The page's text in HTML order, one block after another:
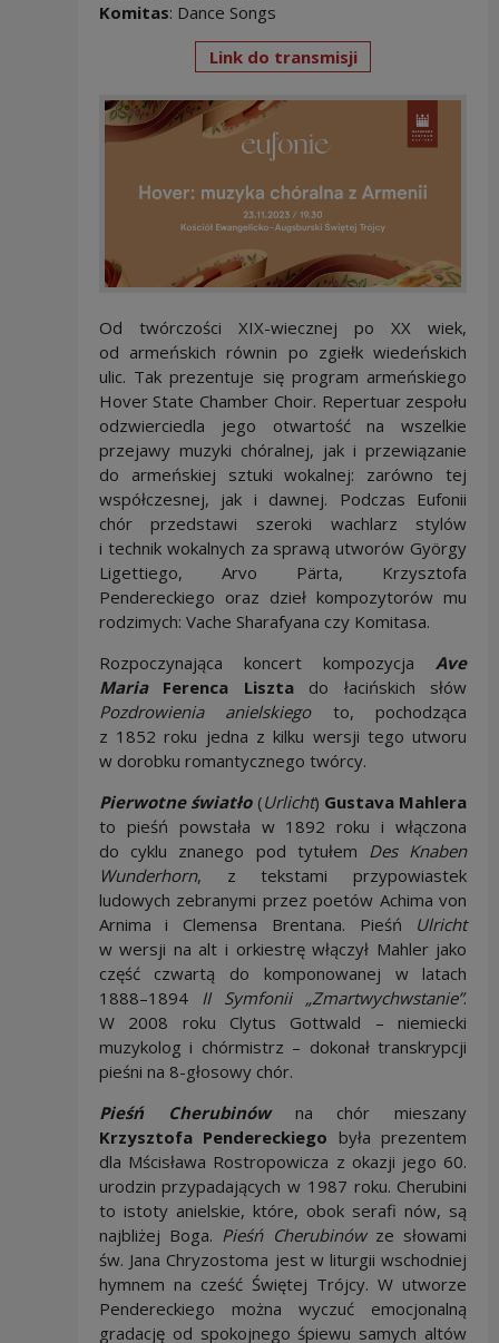
Komitas: Dance Songs
Link do transmisji
Od twórczości XIX-wiecznej po XX wiek,
od armeńskich równin po zgiełk wiedeńskich
ulic. Tak prezentuje się program armeńskiego
Hover State Chamber Choir. Repertuar zespołu
odzwierciedla jego otwartość na wszelkie
przejawy muzyki chóralnej, jak i przewiązanie
do armeńskiej sztuki wokalnej: zarówno tej
współczesnej, jak i dawnej. Podczas Eufonii
chór przedstawi szeroki wachlarz stylów
i technik wokalnych za sprawą utworów György
Ligettiego, Arvo Pärta, Krzysztofa
Pendereckiego oraz dzieł kompozytorów mu
rodzimych: Vache Sharafyana czy Komitasa.
Rozpoczynająca koncert kompozycja Ave
MariaFerenca Lisztado łacińskich słów
Pozdrowienia anielskiegoto, pochodząca
z 1852 roku jedna z kilku wersji tego utworu
w dorobku romantycznego twórcy.
Pierwotne światło(Urlicht) Gustava Mahlera
to pieśń powstała w 1892 roku i włączona
do cyklu znanego pod tytułem Des Knaben
Wunderhorn, z tekstami przypowiastek
ludowych zebranymi przez poetów Achima von
Arnima i Clemensa Brentana. Pieśń Ulricht
w wersji na alt i orkiestrę włączył Mahler jako
część czwartą do komponowanej w latach
1888–1894
II Symfonii „Zmartwychwstanie”.
W 2008 roku Clytus Gottwald – niemiecki
muzykolog i chórmistrz – dokonał transkrypcji
pieśni na 8-głosowy chór.
Pieśń Cherubinówna chór mieszany
Krzysztofa Pendereckiego była prezentem
dla Mścisława Rostropowicza z okazji jego 60.
urodzin przypadających w 1987 roku. Cherubini
to istoty anielskie, które, obok serafi nów, są
najbliżej Boga. Pieśń Cherubinówze słowami
św. Jana Chryzostoma jest w liturgii wschodniej
hymnem na cześć Świętej Trójcy. W utworze
Pendereckiego można wyczuć emocjonalną
gradację od spokojnego śpiewu samych altów